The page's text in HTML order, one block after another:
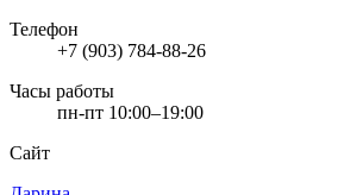
Телефон
+7 (903) 784-88-26
Часы работы
пн-пт 10:00–19:00
Сайт